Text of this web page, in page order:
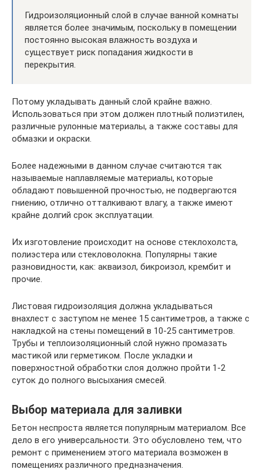
Гидроизоляционный слой в случае ванной комнаты
является более значимым, поскольку в помещении
постоянно высокая влажность воздуха и
существует риск попадания жидкости в
перекрытия.
Потому укладывать данный слой крайне важно.
Использоваться при этом должен плотный полиэтилен,
различные рулонные материалы, а также составы для
обмазки и окраски.
Более надежными в данном случае считаются так
называемые наплавляемые материалы, которые
обладают повышенной прочностью, не подвергаются
гниению, отлично отталкивают влагу, а также имеют
крайне долгий срок эксплуатации.
Их изготовление происходит на основе стеклохолста,
полиэстера или стекловолокна. Популярны такие
разновидности, как: акваизол, бикроизол, крембит и
прочие.
Листовая гидроизоляция должна укладываться
внахлест с заступом не менее 15 сантиметров, а также с
накладкой на стены помещений в 10-25 сантиметров.
Трубы и теплоизоляционный слой нужно промазать
мастикой или герметиком. После укладки и
поверхностной обработки слоя должно пройти 1-2
суток до полного высыхания смесей.
Выбор материала для заливки
Бетон неспроста является популярным материалом. Все
дело в его универсальности. Это обусловлено тем, что
ремонт с применением этого материала возможен в
помещениях различного предназначения.